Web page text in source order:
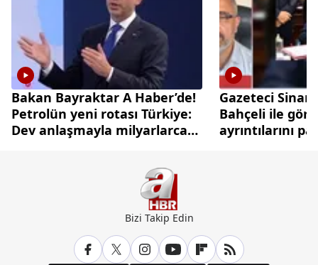
Bakan Bayraktar A Haber’de!
Petrolün yeni rotası Türkiye:
Dev anlaşmayla milyarlarca
Gazeteci
Bahçeli ile
ayrıntılarını
Bizi Takip Edin